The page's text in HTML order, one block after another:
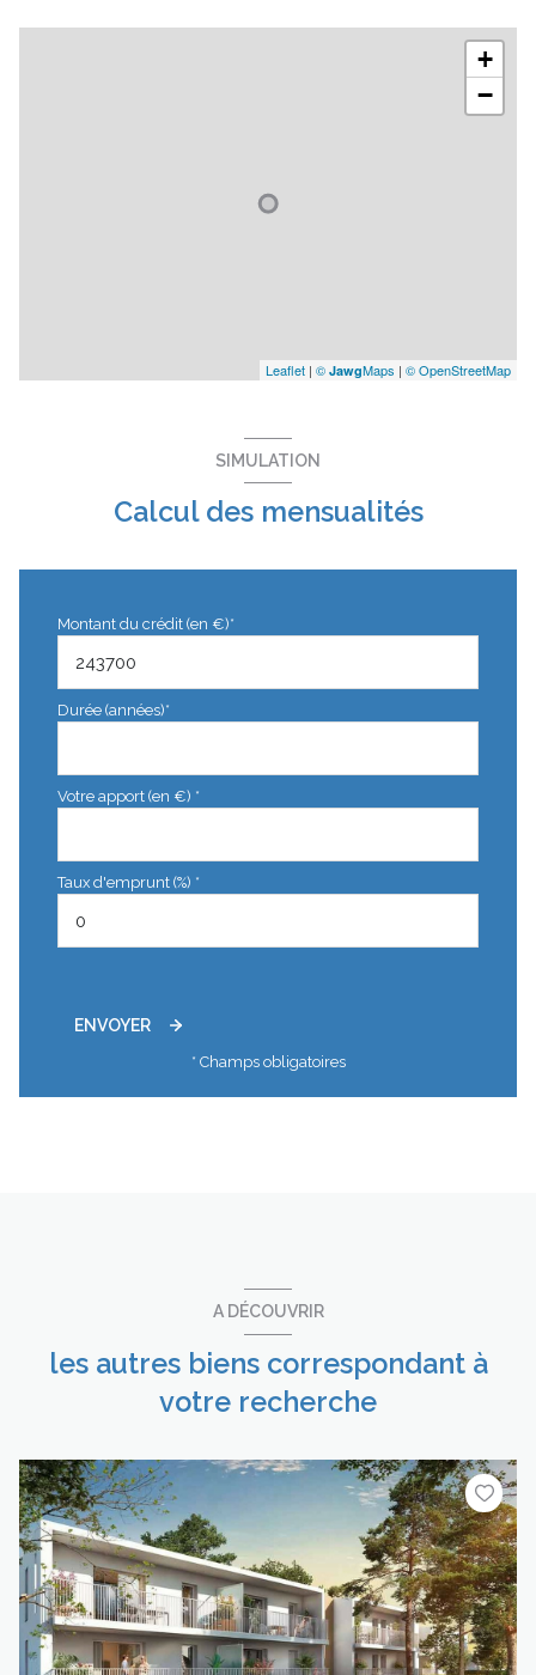
+
−
Leaflet | © JawgMaps | © OpenStreetMap
SIMULATION
Calcul des mensualités
Montant du crédit (en €)*
Durée (années)*
Votre apport (en €) *
Taux d'emprunt (%) *
ENVOYER
* Champs obligatoires
A DÉCOUVRIR
les autres biens correspondant à
votre recherche